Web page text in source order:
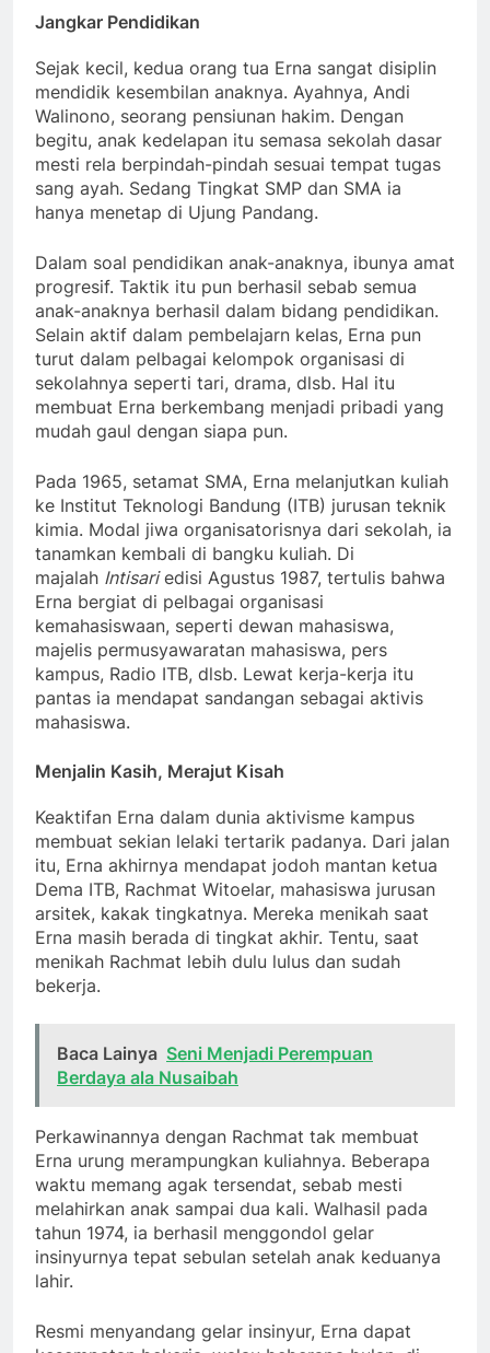
Jangkar Pendidikan
Sejak kecil, kedua orang tua Erna sangat disiplin
mendidik kesembilan anaknya. Ayahnya, Andi
Walinono, seorang pensiunan hakim. Dengan
begitu, anak kedelapan itu semasa sekolah dasar
mesti rela berpindah-pindah sesuai tempat tugas
sang ayah. Sedang Tingkat SMP dan SMA ia
hanya menetap di Ujung Pandang.
Dalam soal pendidikan anak-anaknya, ibunya amat
progresif. Taktik itu pun berhasil sebab semua
anak-anaknya berhasil dalam bidang pendidikan.
Selain aktif dalam pembelajarn kelas, Erna pun
turut dalam pelbagai kelompok organisasi di
sekolahnya seperti tari, drama, dlsb. Hal itu
membuat Erna berkembang menjadi pribadi yang
mudah gaul dengan siapa pun.
Pada 1965, setamat SMA, Erna melanjutkan kuliah
ke Institut Teknologi Bandung (ITB) jurusan teknik
kimia. Modal jiwa organisatorisnya dari sekolah, ia
tanamkan kembali di bangku kuliah. Di
majalah Intisariedisi Agustus 1987, tertulis bahwa
Erna bergiat di pelbagai organisasi
kemahasiswaan, seperti dewan mahasiswa,
majelis permusyawaratan mahasiswa, pers
kampus, Radio ITB, dlsb. Lewat kerja-kerja itu
pantas ia mendapat sandangan sebagai aktivis
mahasiswa.
Menjalin Kasih, Merajut Kisah
Keaktifan Erna dalam dunia aktivisme kampus
membuat sekian lelaki tertarik padanya. Dari jalan
itu, Erna akhirnya mendapat jodoh mantan ketua
Dema ITB, Rachmat Witoelar, mahasiswa jurusan
arsitek, kakak tingkatnya. Mereka menikah saat
Erna masih berada di tingkat akhir. Tentu, saat
menikah Rachmat lebih dulu lulus dan sudah
bekerja.
Baca Lainya Seni Menjadi Perempuan
Berdaya ala Nusaibah
Perkawinannya dengan Rachmat tak membuat
Erna urung merampungkan kuliahnya. Beberapa
waktu memang agak tersendat, sebab mesti
melahirkan anak sampai dua kali. Walhasil pada
tahun 1974, ia berhasil menggondol gelar
insinyurnya tepat sebulan setelah anak keduanya
lahir.
Resmi menyandang gelar insinyur, Erna dapat